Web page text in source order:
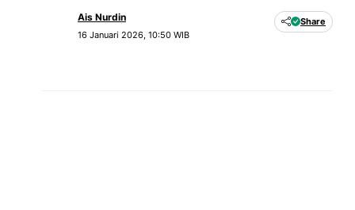
Ais Nurdin
16 Januari 2026, 10:50 WIB
Share